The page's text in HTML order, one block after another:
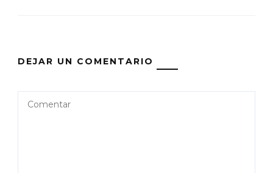
DEJAR UN COMENTARIO